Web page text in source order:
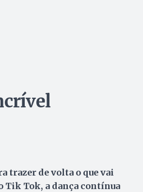
trazer de volta o que vai
Tik Tok, a dança contínua